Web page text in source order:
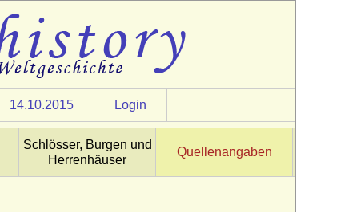
14.10.2015 Login
Schlösser, Burgen und
Herrenhäuser
Quellenangaben